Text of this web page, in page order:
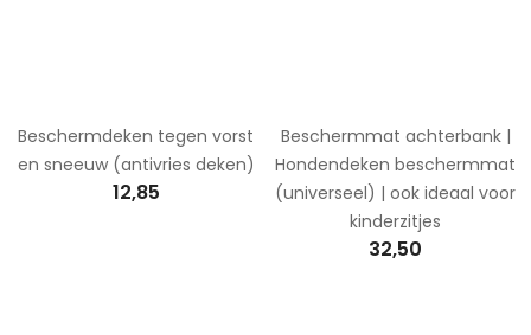
Beschermdeken tegen vorst
en sneeuw (antivries deken)
12,85
Beschermmat achterbank |
Hondendeken beschermmat
(universeel) | ook ideaal voor
kinderzitjes
32,50